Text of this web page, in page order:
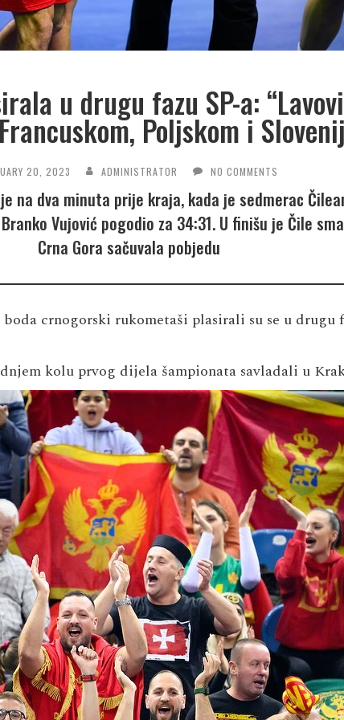
u drugu fazu SP-a:
Poljskom i
20, 2023 ADMINISTRATOR NO COMMENTS
na dva minuta prije kraja, kada je sedmerac
Vujović pogodio za 34:31. U finišu je Čile
Crna Gora sačuvala pobjedu
crnogorski rukometaši plasirali su se u drugu
kolu prvog dijela šampionata savladali u